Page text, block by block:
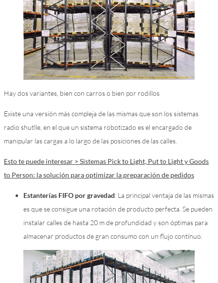
Hay dos variantes, bien con carros o bien por rodillos
Existe una versión más compleja de las mismas que son los sistemas
radio shutlle, en el que un sistema robotizado es el encargado de
manipular las cargas a lo largo de las posiciones de las calles.
Esto te puede interesar > Sistemas Pick to Light, Put to Light y Goods
to Person: la solución para optimizar la preparación de pedidos
Estanterías FIFO por gravedad: La principal ventaja de las mismas
es que se consigue una rotación de producto perfecta. Se pueden
instalar calles de hasta 20 m de profundidad y son óptimas para
almacenar productos de gran consumo con un flujo contínuo.